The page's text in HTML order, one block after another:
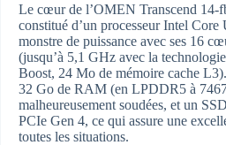
Le cœur de l’OMEN Transcend 14-
constitué d’un processeur Intel
monstre de puissance avec ses 16
(jusqu’à 5,1 GHz avec la
Boost, 24 Mo de mémoire cache
32 Go de RAM (en LPDDR5 à
malheureusement soudées, et un
PCIe Gen 4, ce qui assure une
toutes les situations.